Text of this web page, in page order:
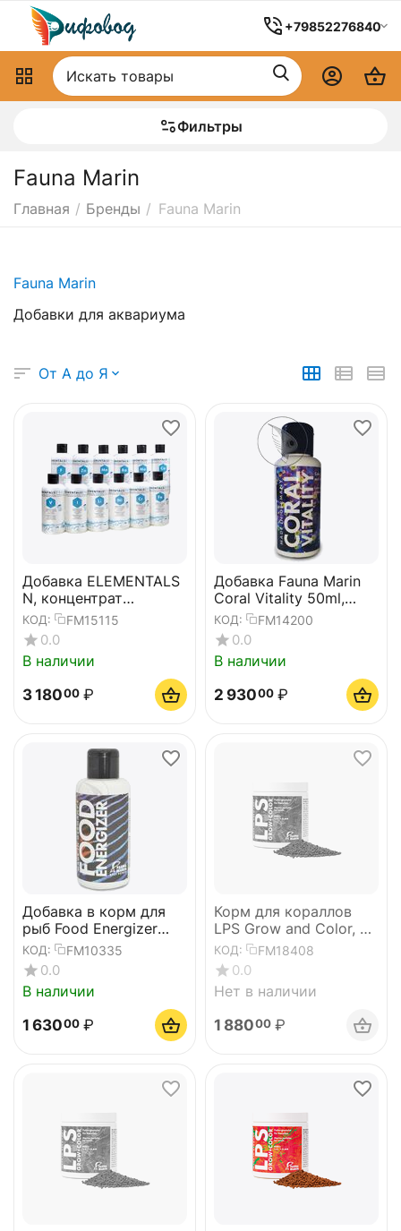
+79852276840
Фильтры
Fauna Marin
Главная / Бренды / Fauna Marin
Fauna Marin
Добавки для аквариума
От А до Я
Добавка ELEMENTALS
N, концентрат
нитратов, 1000мл
КОД: FM15115
0.0
В наличии
3 18000 ₽
Добавка Fauna Marin
Coral Vitality 50ml,
усилитель роста и
цвета.
КОД: FM14200
0.0
В наличии
2 93000 ₽
Добавка в корм для
рыб Food Energizer
100ml
КОД: FM10335
0.0
В наличии
1 63000 ₽
Корм для кораллов
LPS Grow and Color, р-
р L, 100 мл
КОД: FM18408
0.0
Нет в наличии
1 88000 ₽